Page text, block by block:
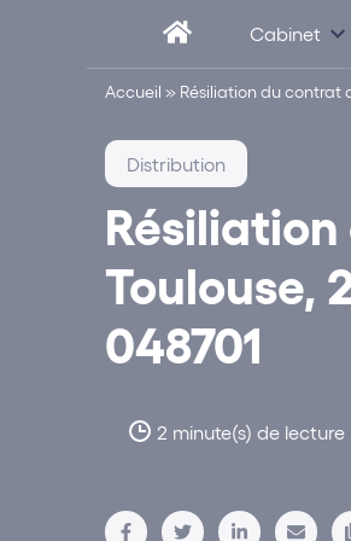
Cabinet
Accueil » Résiliation du contrat
Toulouse,
048701
2 minute(s) de lecture
Distribution